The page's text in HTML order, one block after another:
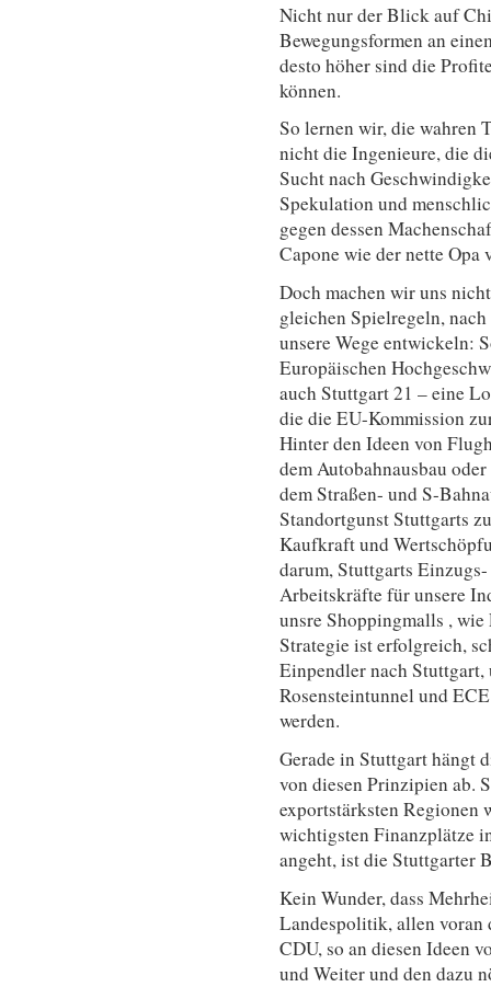
Nicht nur der Blick auf
Bewegungsformen an
desto höher sind die
können.
So lernen wir, die wahren
nicht die Ingenieure, die
Sucht nach
Spekulation und
gegen dessen
Capone wie der nette Opa
Doch machen wir uns
gleichen Spielregeln,
unsere Wege entwickeln:
Europäischen
auch Stuttgart 21 – eine
die die EU-Kommission
Hinter den Ideen von
dem Autobahnausbau
dem Straßen- und S-
Standortgunst Stuttgarts
Kaufkraft und
darum, Stuttgarts
Arbeitskräfte für unsere
unsre Shoppingmalls ,
Strategie ist erfolgreich,
Einpendler nach
Rosensteintunnel und
werden.
Gerade in Stuttgart hängt
von diesen Prinzipien ab.
exportstärksten Regionen
wichtigsten Finanzplätze
angeht, ist die Stuttgarter
Kein Wunder, dass
Landespolitik, allen voran
CDU, so an diesen Ideen
und Weiter und den dazu